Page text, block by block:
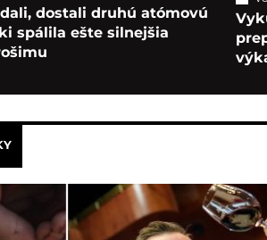
dostali druhú atómovú
spálila ešte silnejšia